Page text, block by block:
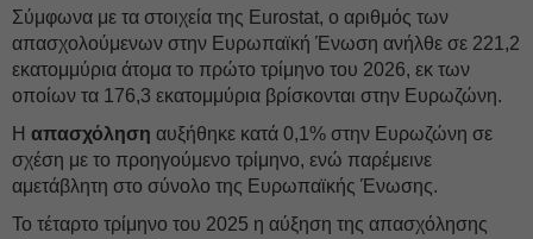
Σύμφωνα με τα στοιχεία της Eurostat, ο αριθμός των
απασχολούμενων στην Ευρωπαϊκή Ένωση ανήλθε σε 221,2
εκατομμύρια άτομα το πρώτο τρίμηνο του 2026, εκ των
οποίων τα 176,3 εκατομμύρια βρίσκονται στην Ευρωζώνη.
Η απασχόληση αυξήθηκε κατά 0,1% στην Ευρωζώνη σε
σχέση με το προηγούμενο τρίμηνο, ενώ παρέμεινε
αμετάβλητη στο σύνολο της Ευρωπαϊκής Ένωσης.
Το τέταρτο τρίμηνο του 2025 η αύξηση της απασχόλησης